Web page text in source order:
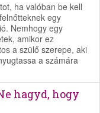
ha valóban be kell
egy
Nemhogy egy
amikor ez
a szülő szerepe, aki
a számára
hagyd, hogy